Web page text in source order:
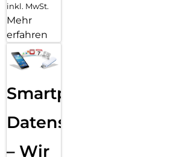
inkl. MwSt.
Mehr
erfahren
Smartphone
Datensicherung
– Wir